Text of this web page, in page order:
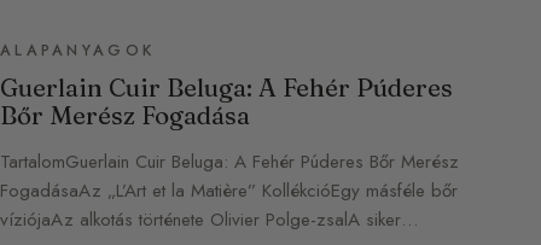
ALAPANYAGOK
Guerlain Cuir Beluga: A Fehér Púderes
Bőr Merész Fogadása
TartalomGuerlain Cuir Beluga: A Fehér Púderes Bőr Merész
FogadásaAz „L’Art et la Matière” KollékcióEgy másféle bőr
víziójaAz alkotás története Olivier Polge-zsalA siker…